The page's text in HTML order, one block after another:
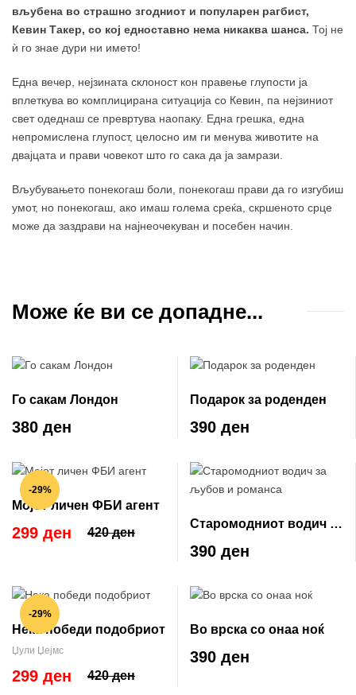
вљубена во страшно згодниот и популарен рагбист,
Кевин Такер, со кој едноставно нема никаква шанса. Тој не
ѝ го знае дури ни името!
Една вечер, нејзината склоност кон правење глупости ја
вплеткува во комплицирана ситуација со Кевин, па нејзиниот
свет одеднаш се превртува наопаку. Една грешка, една
непромислена глупост, целосно им ги менува животите на
двајцата и прави човекот што го сака да ја замрази.
Вљубувањето понекогаш боли, понекогаш прави да го изгубиш
умот, но понекогаш, ако имаш голема среќа, скршеното срце
може да заздрави на најнеочекуван и посебен начин.
Може ќе ви се допадне...
Го сакам Лондон
380 ден
Подарок за роденден
390 ден
-29%
Мојот личен ФБИ агент
420 ден
299 ден
Старомодниот водич за
љубов и романса
390 ден
-29%
Нека победи подобриот
Џули Џејмс
420 ден
299 ден
Во врска со онаа ноќ
390 ден